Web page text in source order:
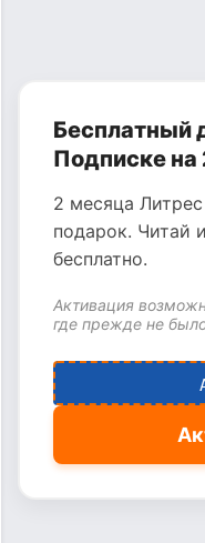
Бесплатный
Подписке на
2 месяца
подарок. Читай
бесплатно.
Активация
где прежде не